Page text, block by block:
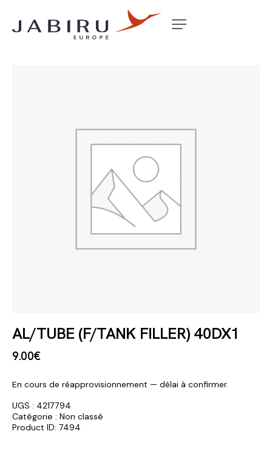
Accueil Non classé
AL/TUBE (F/TANK FILLER) 40DX1
9.00€
En cours de réapprovisionnement — délai à confirmer.
UGS : 4217794
Catégorie : Non classé
Product ID: 7494